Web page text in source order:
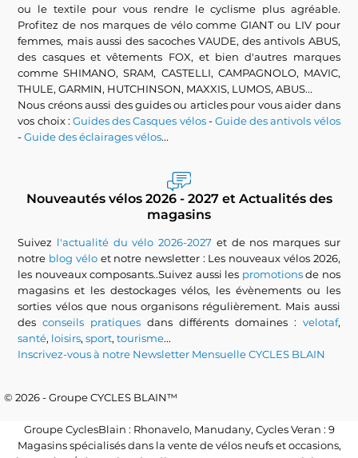
ou le textile pour vous rendre le cyclisme plus agréable.
Profitez de nos marques de vélo comme GIANT ou LIV pour
femmes, mais aussi des sacoches VAUDE, des antivols ABUS,
des casques et vêtements FOX, et bien d'autres marques
comme SHIMANO, SRAM, CASTELLI, CAMPAGNOLO, MAVIC,
THULE, GARMIN, HUTCHINSON, MAXXIS, LUMOS, ABUS...
Nous créons aussi des guides ou articles pour vous aider dans
vos choix :Guides des Casques vélos-Guide des antivols vélos
-Guide des éclairages vélos...
Nouveautés vélos 2026 - 2027 et Actualités des
magasins
Suivez l'actualité du vélo 2026-2027 et de nos marques sur
notre blog véloet notre newsletter : Les nouveaux vélos 2026,
les nouveaux composants..Suivez aussi les promotionsde nos
magasins et les destockages vélos, les évènements ou les
sorties vélos que nous organisons régulièrement. Mais aussi
desconseils pratiques dans différents domaines : velotaf,
santé, loisirs,sport,tourisme...
Inscrivez-vous à notre Newsletter Mensuelle CYCLES BLAIN
© 2026 - Groupe CYCLES BLAIN™
Groupe CyclesBlain : Rhonavelo, Manudany, Cycles Veran : 9
Magasins spécialisés dans la vente de vélos neufs et occasions,